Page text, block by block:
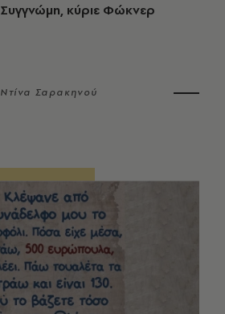
Συγγνώμη, κύριε Φώκνερ
Ντίνα Σαρακηνού